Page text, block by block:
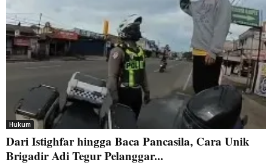
Hukum
Dari Istighfar hingga Baca Pancasila, Cara Unik
Brigadir Adi Tegur Pelanggar...